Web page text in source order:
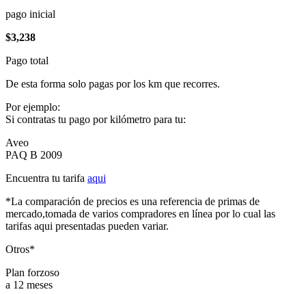
pago inicial
$3,238
Pago total
De esta forma solo pagas por los km que recorres.
Por ejemplo:
Si contratas tu pago por kilómetro para tu:
Aveo
PAQ B 2009
Encuentra tu tarifa aqui
*La comparación de precios es una referencia de primas de
mercado,tomada de varios compradores en línea por lo cual las
tarifas aqui presentadas pueden variar.
Otros*
Plan forzoso
a 12 meses